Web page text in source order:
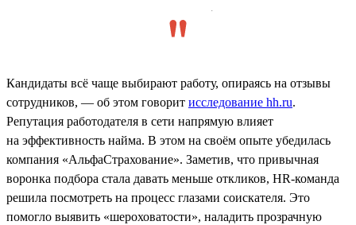
.
Кандидаты всё чаще выбирают работу, опираясь на отзывы
сотрудников, — об этом говорит исследование hh.ru.
Репутация работодателя в сети напрямую влияет
на эффективность найма. В этом на своём опыте убедилась
компания «АльфаСтрахование». Заметив, что привычная
воронка подбора стала давать меньше откликов, HR-команда
решила посмотреть на процесс глазами соискателя. Это
помогло выявить «шероховатости», наладить прозрачную